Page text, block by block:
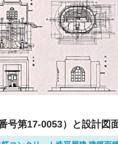
号第17-0053）と設計図